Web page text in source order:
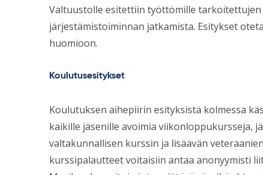
Valtuustolle esitettiin työttömille tarkoitettujen
järjestämistoiminnan jatkamista. Esitykset
huomioon.
Koulutusesitykset
Koulutuksen aihepiirin esityksistä kolmessa
kaikille jäsenille avoimia viikonloppukursseja,
valtakunnallisen kurssin ja lisäävän
kurssipalautteet voitaisiin antaa anonyymisti